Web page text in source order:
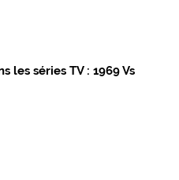
les séries TV : 1969 Vs